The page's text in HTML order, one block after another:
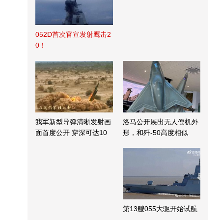
052D首次官宣发射鹰击2
0！
我军新型导弹清晰发射画
面首度公开 穿深可达10
洛马公开展出无人僚机外
形，和歼-50高度相似
第13艘055大驱开始试航